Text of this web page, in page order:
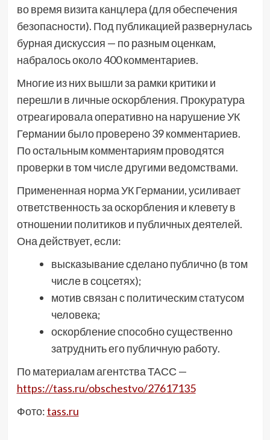
во время визита канцлера (для обеспечения
безопасности). Под публикацией развернулась
бурная дискуссия — по разным оценкам,
набралось около 400 комментариев.
Многие из них вышли за рамки критики и
перешли в личные оскорбления. Прокуратура
отреагировала оперативно на нарушение УК
Германии было проверено 39 комментариев.
По остальным комментариям проводятся
проверки в том числе другими ведомствами.
Примененная норма УК Германии, усиливает
ответственность за оскорбления и клевету в
отношении политиков и публичных деятелей.
Она действует, если:
высказывание сделано публично (в том
числе в соцсетях);
мотив связан с политическим статусом
человека;
оскорбление способно существенно
затруднить его публичную работу.
По материалам агентства ТАСС —
https://tass.ru/obschestvo/27617135
Фото:tass.ru